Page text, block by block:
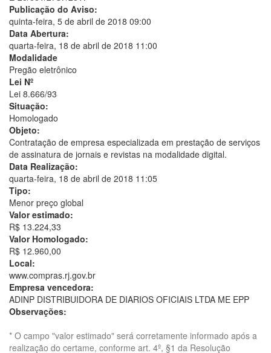
Publicação do Aviso:
quinta-feira, 5 de abril de 2018 09:00
Data Abertura:
quarta-feira, 18 de abril de 2018 11:00
Modalidade
Pregão eletrônico
Lei Nº
Lei 8.666/93
Situação:
Homologado
Objeto:
Contratação de empresa especializada em prestação de serviços
de assinatura de jornais e revistas na modalidade digital.
Data Realização:
quarta-feira, 18 de abril de 2018 11:05
Tipo:
Menor preço global
Valor estimado:
R$ 13.224,33
Valor Homologado:
R$ 12.960,00
Local:
www.compras.rj.gov.br
Empresa vencedora:
ADINP DISTRIBUIDORA DE DIARIOS OFICIAIS LTDA ME EPP
Observações:
* O campo "valor estimado" será corretamente informado após a
realização do certame, conforme art. 4º, §1 da Resolução